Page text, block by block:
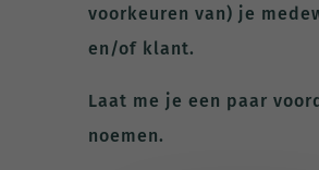
voorkeuren van) je
en/of klant.
Laat me je een paar
noemen.